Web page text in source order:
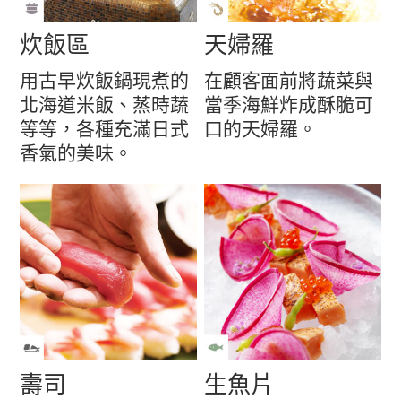
炊飯區
用古早炊飯鍋現煮的
北海道米飯、蒸時蔬
等等，各種充滿日式
香氣的美味。
天婦羅
在顧客面前將蔬菜與
當季海鮮炸成酥脆可
口的天婦羅。
壽司 生魚片